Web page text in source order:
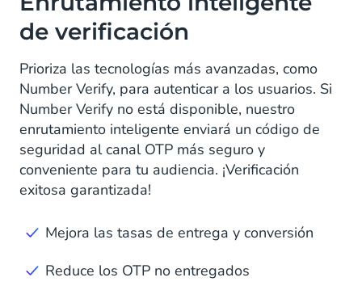
de verificación
Prioriza las tecnologías más avanzadas, como
Number Verify, para autenticar a los usuarios. Si
Number Verify no está disponible, nuestro
enrutamiento inteligente enviará un código de
seguridad al canal OTP más seguro y
conveniente para tu audiencia. ¡Verificación
exitosa garantizada!
Mejora las tasas de entrega y conversión
Reduce los OTP no entregados